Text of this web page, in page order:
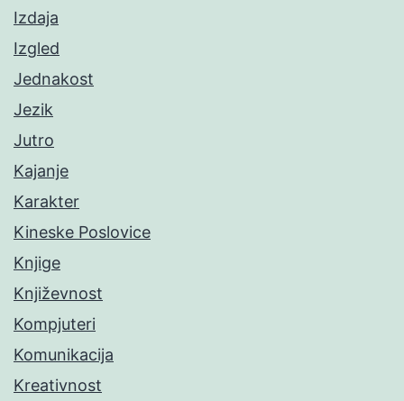
Izdaja
Izgled
Jednakost
Jezik
Jutro
Kajanje
Karakter
Kineske Poslovice
Knjige
Književnost
Kompjuteri
Komunikacija
Kreativnost